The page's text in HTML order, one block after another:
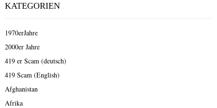
KATEGORIEN
1970erJahre
2000er Jahre
419 er Scam (deutsch)
419 Scam (English)
Afghanistan
Afrika